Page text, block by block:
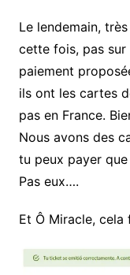
Le lendemain,
cette fois, pas sur
paiement
ils ont les cartes
pas en France.
Nous avons des
tu peux payer
Pas eux….
Et Ô Miracle, cela